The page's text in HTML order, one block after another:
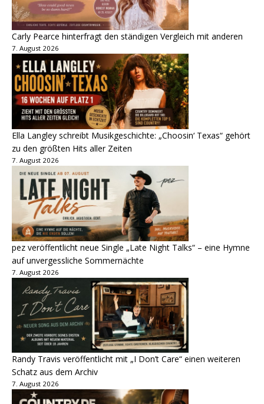
Carly Pearce hinterfragt den ständigen Vergleich mit anderen
7. August 2026
Ella Langley schreibt Musikgeschichte: „Choosin‘ Texas“ gehört
zu den größten Hits aller Zeiten
7. August 2026
pez veröffentlicht neue Single „Late Night Talks“ – eine Hymne
auf unvergessliche Sommernächte
7. August 2026
Randy Travis veröffentlicht mit „I Don’t Care“ einen weiteren
Schatz aus dem Archiv
7. August 2026